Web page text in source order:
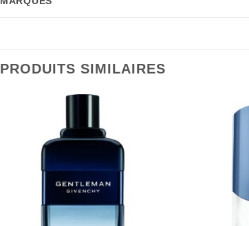
PRODUITS SIMILAIRES